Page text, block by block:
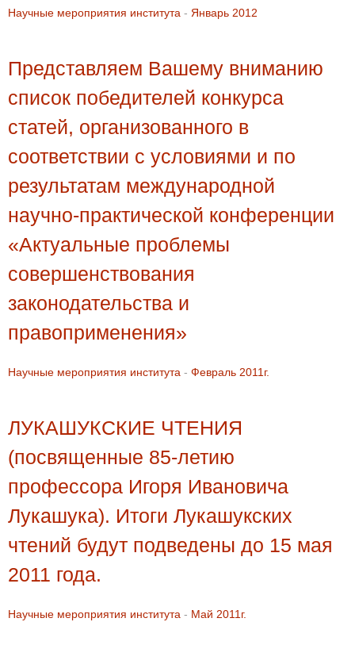
Научные мероприятия института - Январь 2012
Представляем Вашему вниманию
список победителей конкурса
статей, организованного в
соответствии с условиями и по
результатам международной
научно-практической конференции
«Актуальные проблемы
совершенствования
законодательства и
правоприменения»
Научные мероприятия института - Февраль 2011г.
ЛУКАШУКСКИЕ ЧТЕНИЯ
(посвященные 85-летию
профессора Игоря Ивановича
Лукашука). Итоги Лукашукских
чтений будут подведены до 15 мая
2011 года.
Научные мероприятия института - Май 2011г.